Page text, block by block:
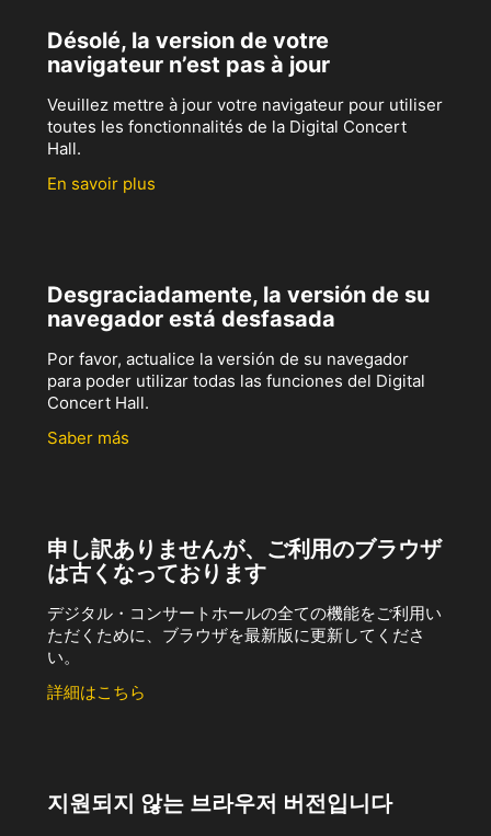
Désolé, la version de votre
navigateur n’est pas à jour
Veuillez mettre à jour votre navigateur pour utiliser
toutes les fonctionnalités de la Digital Concert
Hall.
En savoir plus
Desgraciadamente, la versión de su
navegador está desfasada
Por favor, actualice la versión de su navegador
para poder utilizar todas las funciones del Digital
Concert Hall.
Saber más
申し訳ありませんが、ご利用のブラウザ
は古くなっております
デジタル・コンサートホールの全ての機能をご利用い
ただくために、ブラウザを最新版に更新してくださ
い。
詳細はこちら
지원되지 않는 브라우저 버전입니다